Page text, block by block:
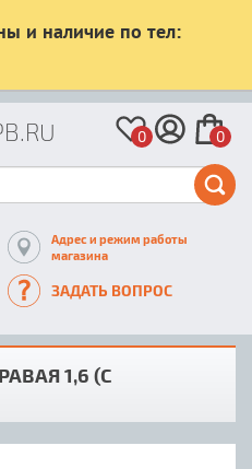
и наличие по тел:
0 0
Адрес и режим работы
магазина
ЗАДАТЬ ВОПРОС
1,6 (С